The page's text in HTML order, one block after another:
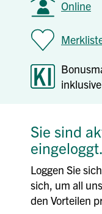
Online
inklusive
Sie sind
eingeloggt.
Loggen Sie
sich, um all
den Vorteilen